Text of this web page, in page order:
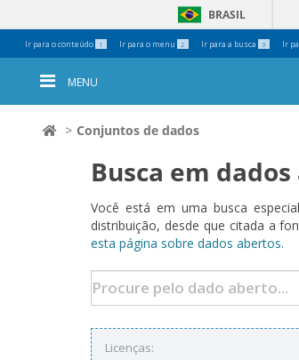
Ir para o conteúdo 1 Ir para o menu 2 Ir para a busca 3 Ir
BRASIL
MENU
Conjuntos de dados
Busca em
Você está em uma busca
distribuição, desde que citada a
esta página sobre dados abertos.
Licenças: